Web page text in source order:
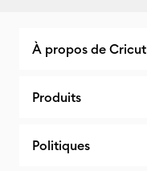
À propos de Cricut
Produits
Politiques